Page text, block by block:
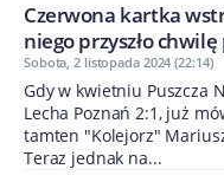
Czerwona kartka
niego przyszło
Sobota, 2 listopada 2024 (22:14)
Gdy w kwietniu Puszcza
Lecha Poznań 2:1, już
tamten "Kolejorz"
Teraz jednak na...